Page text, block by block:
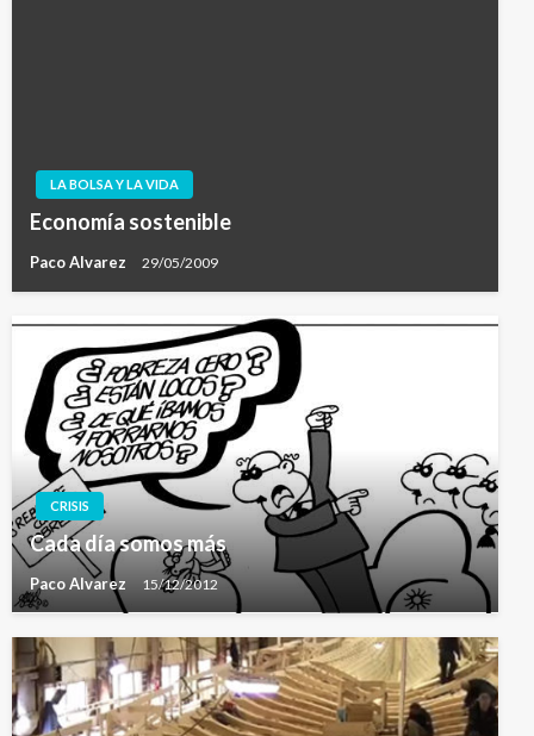
LA BOLSA Y LA VIDA
Economía sostenible
Paco Alvarez 29/05/2009
CRISIS
Cada día somos más
Paco Alvarez 15/12/2012